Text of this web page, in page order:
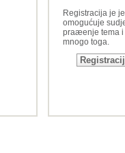
Registracija je
omogućuje
praæenje tema i
mnogo toga.